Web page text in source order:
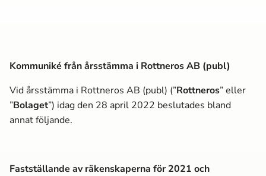
Kommuniké från årsstämma i Rottneros AB (publ)
Vid årsstämma i Rottneros AB (publ) (”Rottneros” eller
”Bolaget”) idag den 28 april 2022 beslutades bland
annat följande.
Fastställande av räkenskaperna för 2021 och